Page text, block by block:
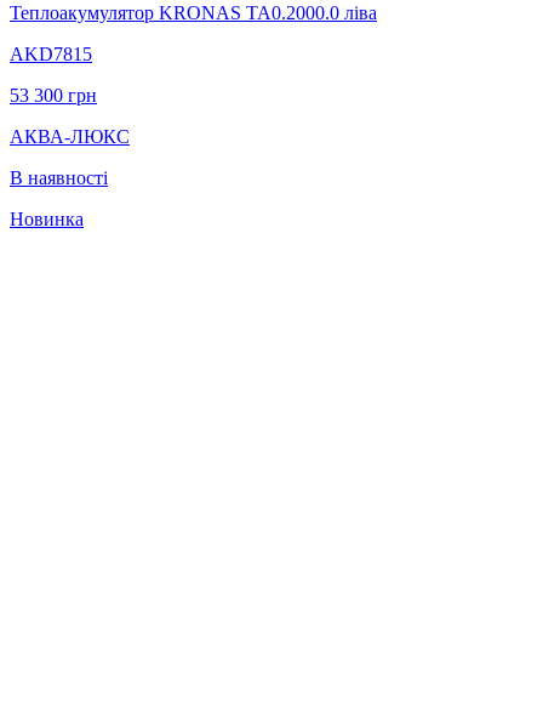
Теплоакумулятор KRONAS ТА0.2000.0 ліва
AKD7815
53 300 грн
АКВА-ЛЮКС
В наявності
Новинка